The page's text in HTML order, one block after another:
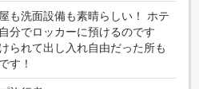
も洗面設備も素晴らしい！ ホテ
分でロッカーに預けるのです
られて出し入れ自由だった所も
す！